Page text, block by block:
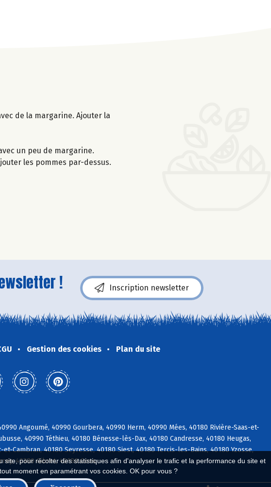
pour récolter des statistiques afin d'analyser le trafic et la performance du site et
moment en paramétrant vos cookies. OK pour vous ?
de la margarine. Ajouter la
un peu de margarine.
les pommes par-dessus.
! Inscription newsletter
Gestion des cookies Plan du site
Angoumé, 40990 Gourbera, 40990 Herm, 40990 Mées, 40180 Rivière-Saas-et-
40990 Téthieu, 40180 Bénesse-lès-Dax, 40180 Candresse, 40180 Heugas,
Cambran, 40180 Seyresse, 40180 Siest, 40180 Tercis-les-Bains, 40180 Yzosse,
40380 Gibret, 40180 Goos